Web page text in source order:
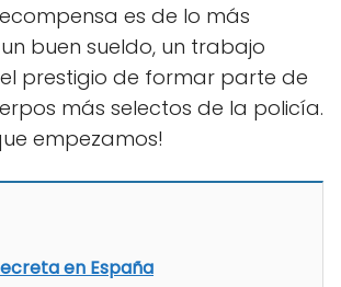
es de lo más
buen sueldo, un trabajo
prestigio de formar parte de
más selectos de la policía.
empezamos!
en España